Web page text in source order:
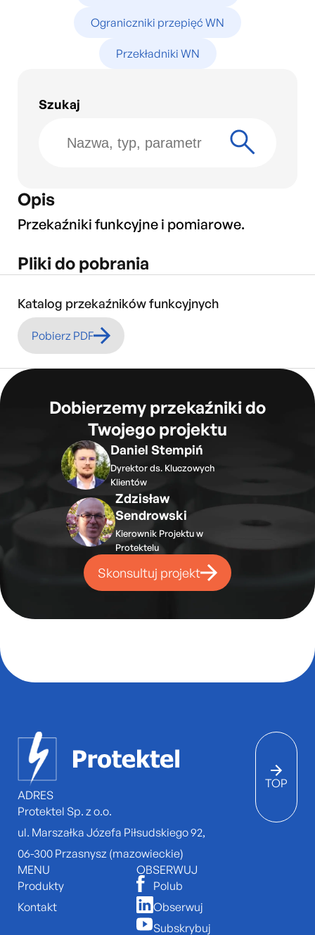
Ograniczniki przepięć WN
Przekładniki WN
Szukaj
Opis
Przekaźniki funkcyjne i pomiarowe.
Pliki do pobrania
Katalog przekaźników funkcyjnych
Pobierz PDF
Dobierzemy przekaźniki do
Twojego projektu
Daniel Stempiń
Dyrektor ds. Kluczowych
Klientów
Zdzisław
Sendrowski
Kierownik Projektu w
Protektelu
Skonsultuj projekt
ADRES
Protektel Sp. z o.o.
ul. Marszałka Józefa Piłsudskiego 92,
06-300 Przasnysz (mazowieckie)
MENU
Produkty
Kontakt
OBSERWUJ
Polub
Obserwuj
Subskrybuj
TOP